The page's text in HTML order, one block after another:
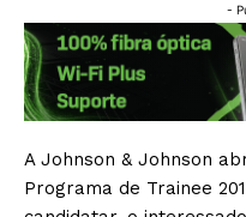
-
A Johnson & Johnson
Programa de Trainee